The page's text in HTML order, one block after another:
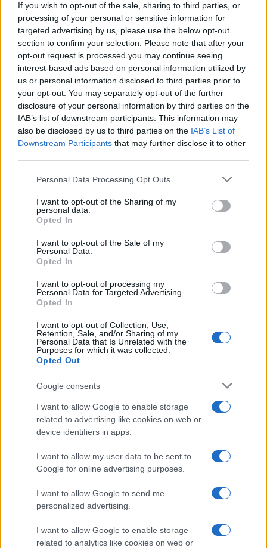
If you wish to opt-out of the sale, sharing to third parties, or
processing of your personal or sensitive information for
targeted advertising by us, please use the below opt-out
section to confirm your selection. Please note that after your
opt-out request is processed you may continue seeing
interest-based ads based on personal information utilized by
us or personal information disclosed to third parties prior to
your opt-out. You may separately opt-out of the further
disclosure of your personal information by third parties on the
IAB’s list of downstream participants. This information may
also be disclosed by us to third parties on the IAB’s List of
Downstream Participants that may further disclose it to other
Please note that this website/app uses one or more Google
not limited to your visit or usage behaviour. You may click to
grant or deny consent to Google and its third-party tags to
use your data for below specified purposes in below Google
consent section.
Personal Data Processing Opt Outs
I want to opt-out of the Sharing of my
personal data.
Opted In
I want to opt-out of the Sale of my
Personal Data.
Opted In
I want to opt-out of processing my
Personal Data for Targeted Advertising.
Opted In
I want to opt-out of Collection, Use,
Retention, Sale, and/or Sharing of my
Personal Data that Is Unrelated with the
Purposes for which it was collected.
Opted Out
Google consents
I want to allow Google to enable storage
related to advertising like cookies on web or
device identifiers in apps.
I want to allow my user data to be sent to
Google for online advertising purposes.
I want to allow Google to send me
personalized advertising.
I want to allow Google to enable storage
related to analytics like cookies on web or
Fortunatamente l’episodio non ha avuto
conseguenze fisiche perSamuel , ma ha lasciato
una traccia emotiva forte in tutta la famiglia. La
vicenda sottolinea l’importanza di mantenere ritmi
di guida adeguati in zone dove i pedoni, e in
particolare i bambini, possono comparire
all’improvviso.La prevenzione, la vigilanza degli
adulti e il rispetto delle regole stradalirestano gli
strumenti principali per evitare che simili spaventi
AUTORE
AiAdhubMedia
Continua a leggere